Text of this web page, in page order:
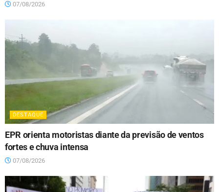
07/08/2026
DESTAQUE
EPR orienta motoristas diante da previsão de ventos
fortes e chuva intensa
07/08/2026